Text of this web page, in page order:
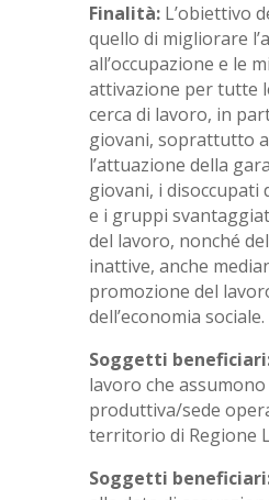
Finalità: L’obiettivo
quello di migliorare
all’occupazione e le
attivazione per tutte
cerca di lavoro, in
giovani, soprattutto
l’attuazione della
giovani, i disoccupati
e i gruppi
del lavoro, nonché
inattive, anche
promozione del
dell’economia sociale.
Soggetti
lavoro che
produttiva/sede
territorio di Regione
Soggetti